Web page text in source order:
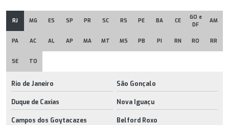
RJ MG ES SP PR SC RS PE BA CE
GO e
DF
AM
PA AC AL AP MA MT MS PB PI RN RO RR
SE TO
Rio de Janeiro São Gonçalo
Duque de Caxias Nova Iguaçu
Campos dos Goytacazes Belford Roxo